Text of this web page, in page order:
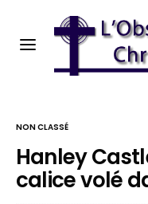
NON CLASSÉ
Hanley
calice volé